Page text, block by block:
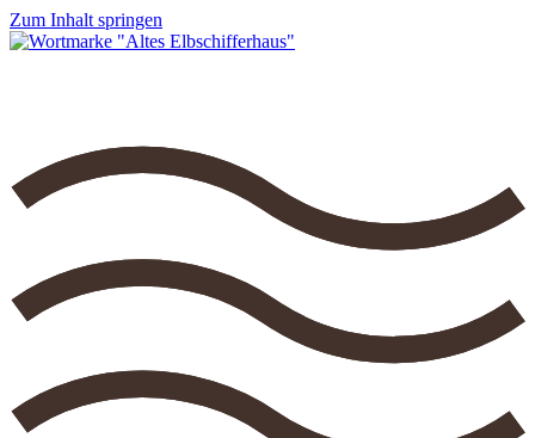
Zum Inhalt springen